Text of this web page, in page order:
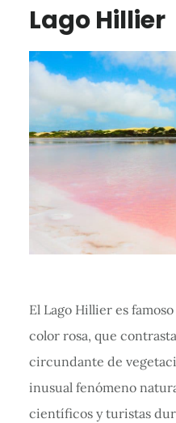
Lago Hillier
El Lago Hillier es
color rosa, que
circundante de
inusual fenómeno
científicos y turistas